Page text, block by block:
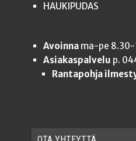
HAUKIPUDAS
Avoinnama-pe 8.30-
Asiakaspalvelu p.
Rantapohja